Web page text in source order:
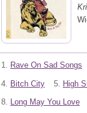
1. Rave On Sad Songs
4. Bitch City 5. High
8. Long May You Love